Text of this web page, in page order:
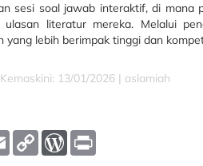
sesi soal jawab interaktif, di
ulasan literatur mereka. Melalui
yang lebih berimpak tinggi dan
Kemaskini: 13/01/2026 | aslamiah
E
m
C
W